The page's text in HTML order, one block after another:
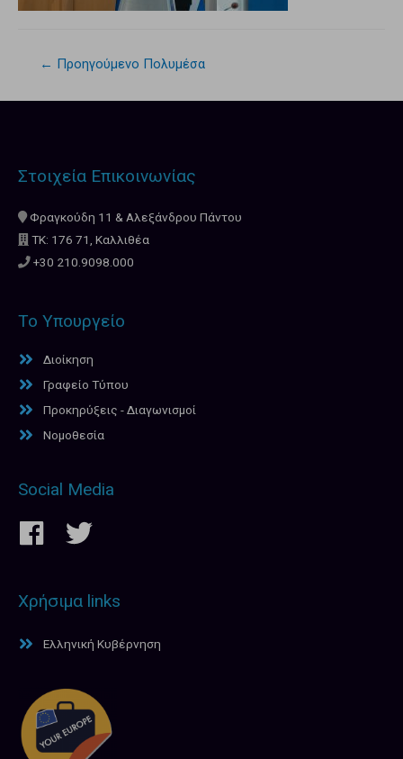
← Προηγούμενο Πολυμέσα
Στοιχεία Επικοινωνίας
Φραγκούδη 11 & Αλεξάνδρου Πάντου
ΤΚ: 176 71, Καλλιθέα
+30 210.9098.000
Το Υπουργείο
Διοίκηση
Γραφείο Τύπου
Προκηρύξεις - Διαγωνισμοί
Νομοθεσία
Social Media
Χρήσιμα links
Ελληνική Κυβέρνηση